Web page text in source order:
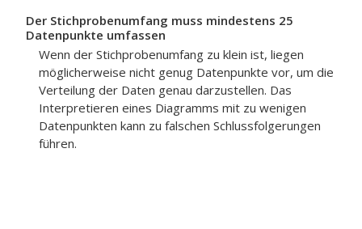
Der Stichprobenumfang muss mindestens 25
Datenpunkte umfassen
Wenn der Stichprobenumfang zu klein ist, liegen
möglicherweise nicht genug Datenpunkte vor, um die
Verteilung der Daten genau darzustellen. Das
Interpretieren eines Diagramms mit zu wenigen
Datenpunkten kann zu falschen Schlussfolgerungen
führen.